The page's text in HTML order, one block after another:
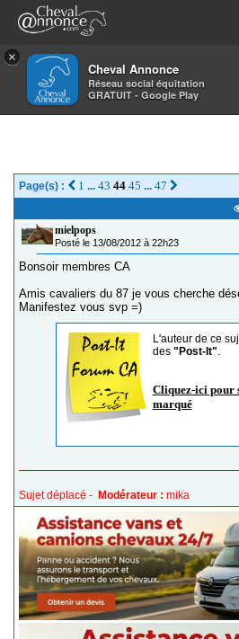
×
Cheval Annonce
Réseau social équitation
GRATUIT - Google Play
>Les groupes régionaux>Limousin
Y'A T-IL DU MONDE DU
Page(s) : 1 ... 43 44 45 ... 47
mielpops
Posté le 13/08/2012 à 22h23
Bonsoir membres CA
Amis cavaliers du 87 je vous cherche
Manifestez vous svp =)
L'auteur de ce
des "Post-It".
Cliquez-ici pour
marqué
Sujet déplacé - Modérateur : mika